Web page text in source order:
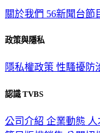
關於我們 56新聞台節
政策與隱私
隱私權政策 性騷擾防
認識 TVBS
公司介紹 企業動態